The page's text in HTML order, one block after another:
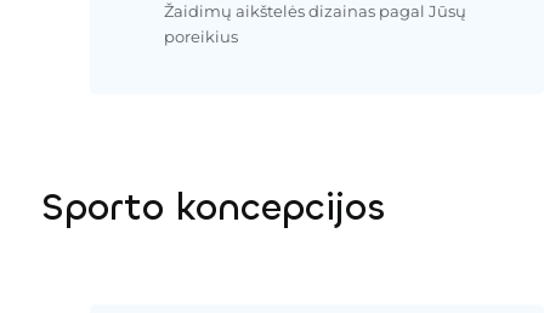
Žaidimų aikštelės dizainas pagal Jūsų
poreikius
Sporto koncepcijos